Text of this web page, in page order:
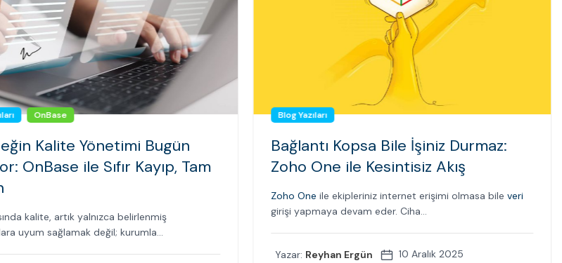
OnBase
Kalite Yönetimi Bugün
OnBase ile Sıfır Kayıp, Tam
kalite, artık yalnızca belirlenmiş
uyum sağlamak değil; kurumla...
Blog Yazıları
Bağlantı Kopsa Bile İşiniz Durmaz:
Zoho One ile Kesintisiz Akış
Zoho One ile ekipleriniz internet erişimi olmasa bileveri
girişi yapmaya devam eder. Ciha...
Yazar: Reyhan Ergün 10 Aralık 2025